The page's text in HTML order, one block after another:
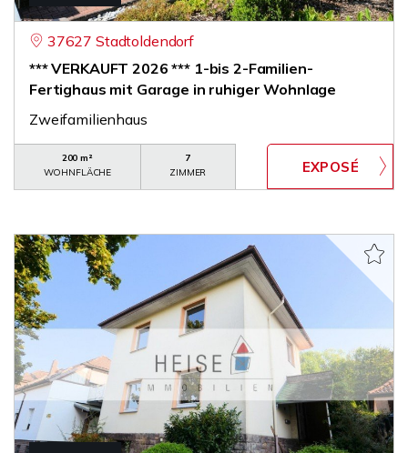
37627 Stadtoldendorf
*** VERKAUFT 2026 *** 1-bis 2-Familien-
Fertighaus mit Garage in ruhiger Wohnlage
Zweifamilienhaus
200 m²
WOHNFLÄCHE
7
ZIMMER